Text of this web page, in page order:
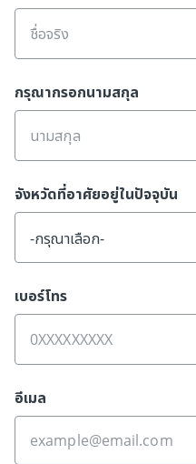
กรุณากรอกนามสกุล
จังหวัดที่อาศัยอยู่ในปัจจุบัน
-กรุณาเลือก-
เบอร์โทร
อีเมล